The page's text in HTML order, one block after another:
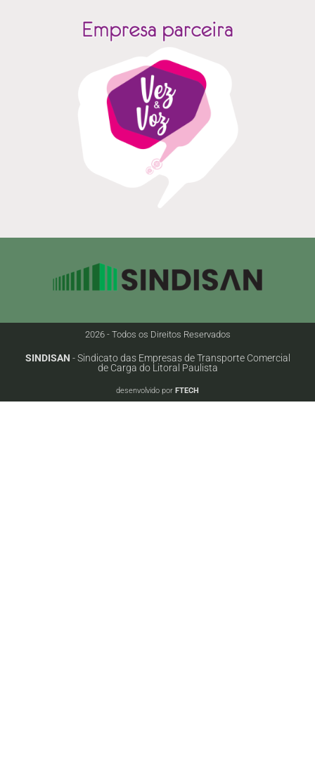
2026 - Todos os Direitos Reservados
SINDISAN - Sindicato das Empresas de Transporte Comercial
de Carga do Litoral Paulista
desenvolvido por FTECH